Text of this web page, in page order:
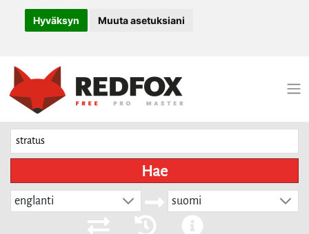
Hyväksyn Muuta asetuksiani
Hae
englanti suomi